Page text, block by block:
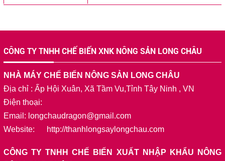
CÔNG TY TNHH CHẾ BIẾN XNK NÔNG SẢN LONG CHÂU
NHÀ MÁY CHẾ BIẾN NÔNG SẢN LONG CHÂU
Địa chỉ : Ấp Hội Xuân, Xã Tầm Vu,Tỉnh Tây Ninh , VN
Điện thoại:
Email: longchaudragon@gmail.com
Website: http://thanhlongsaylongchau.com
CÔNG TY TNHH CHẾ BIẾN XUẤT NHẬP KHẨU NÔNG